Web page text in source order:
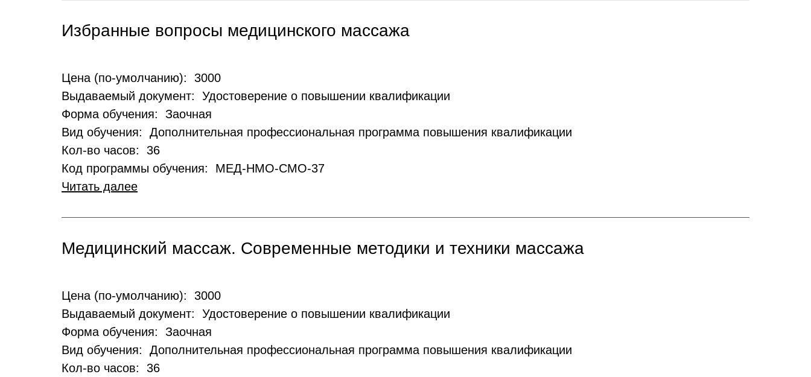
Избранные вопросы медицинского массажа
Цена (по-умолчанию): 3000
Выдаваемый документ: Удостоверение о повышении квалификации
Форма обучения: Заочная
Вид обучения: Дополнительная профессиональная программа повышения квалификации
Кол-во часов: 36
Код программы обучения: МЕД-НМО-СМО-37
Читать далее
Медицинский массаж. Современные методики и техники массажа
Цена (по-умолчанию): 3000
Выдаваемый документ: Удостоверение о повышении квалификации
Форма обучения: Заочная
Вид обучения: Дополнительная профессиональная программа повышения квалификации
Кол-во часов: 36